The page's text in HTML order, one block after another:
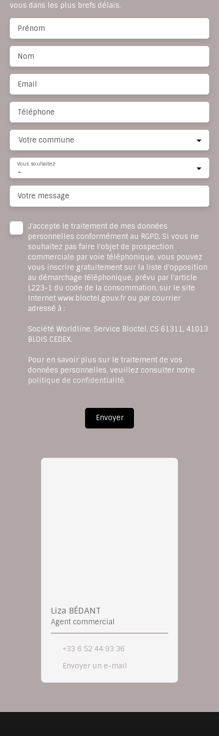
vous dans les plus brefs délais.
Prénom
Nom
Email
Téléphone
Votre commune
-
Vous souhaitez
Votre message
J'accepte le traitement de mes données
personnelles conformément au RGPD. Si vous ne
souhaitez pas faire l'objet de prospection
commerciale par voie téléphonique, vous pouvez
vous inscrire gratuitement sur la liste d'opposition
au démarchage téléphonique, prévu par l'article
L223-1 du code de la consommation, sur le site
Internet www.bloctel.gouv.fr ou par courrier
adressé à :
Société Worldline, Service Bloctel, CS 61311, 41013
BLOIS CEDEX.
Pour en savoir plus sur le traitement de vos
données personnelles, veuillez consulter notre
politique de confidentialité.
Envoyer
Liza BÉDANT
Agent commercial
+33 6 52 44 93 36
Envoyer un e-mail